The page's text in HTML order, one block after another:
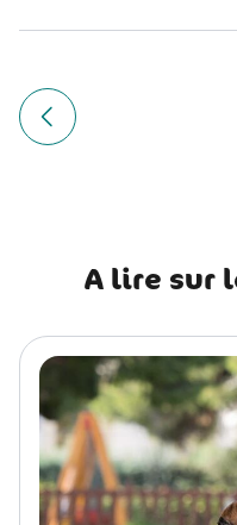
Navigation
de
Article précédent
A lire sur